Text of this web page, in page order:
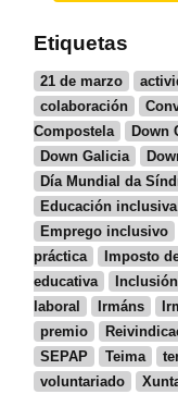
Etiquetas
21 de marzo
colaboración
Compostela
Down
Down Galicia
Día Mundial da
Educación inclusiva
Emprego inclusivo
práctica
Imposto
educativa
laboral
Irmáns
premio
SEPAP
Teima
voluntariado